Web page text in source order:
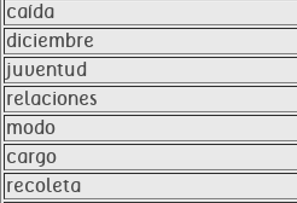
caída
diciembre
juventud
relaciones
modo
cargo
recoleta